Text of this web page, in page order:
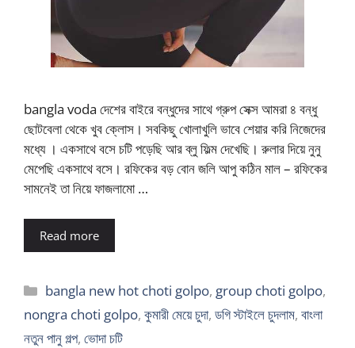
bangla voda দেশের বাইরে বন্ধুদের সাথে গ্রুপ সেক্স আমরা ৪ বন্ধু
ছোটবেলা থেকে খুব ক্লোস। সবকিছু খোলাখুলি ভাবে শেয়ার করি নিজেদের
মধ্যে । একসাথে বসে চটি পড়েছি আর ব্লু ফিল্ম দেখেছি। রুলার দিয়ে নুনু
মেপেছি একসাথে বসে। রফিকের বড় বোন জলি আপু কঠিন মাল – রফিকের
সামনেই তা নিয়ে ফাজলামো …
Read more
Categories
bangla new hot choti golpo, group choti golpo,
nongra choti golpo, কুমারী মেয়ে চুদা, ডগি স্টাইলে চুদলাম, বাংলা
নতুন পানু গল্প, ভোদা চটি